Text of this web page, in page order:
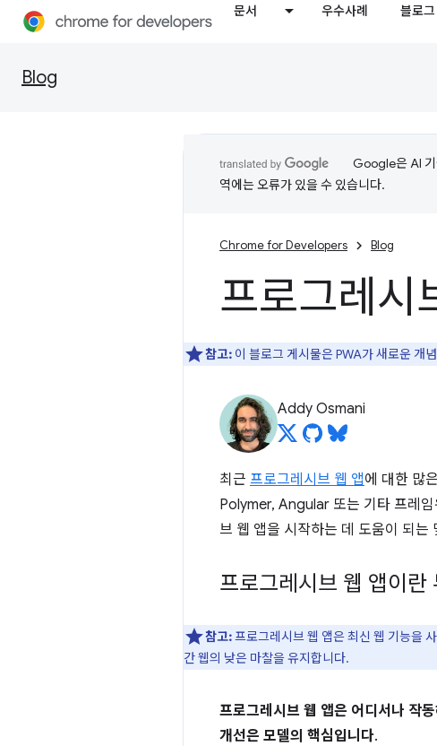
문서 우수사례 블로그
Blog
Google은 AI 기
역에는 오류가 있을 수 있습니다.
Chrome for Developers Blog
프로그레시
참고: 이 블로그 게시물은 PWA가 새로운 개
Addy Osmani
최근 프로그레시브 웹 앱에 대한 많
Polymer, Angular 또는 기타 프레임
브 웹 앱을 시작하는 데 도움이 되는
프로그레시브 웹 앱이란
참고:프로그레시브 웹 앱은 최신 웹 기능을
간 웹의 낮은 마찰을 유지합니다.
프로그레시브 웹 앱은 어디서나 작
개선은 모델의 핵심입니다.